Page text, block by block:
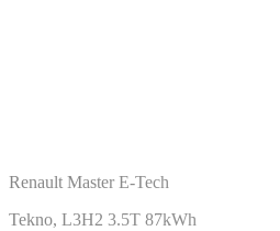
Renault Master E-Tech
Tekno, L3H2 3.5T 87kWh